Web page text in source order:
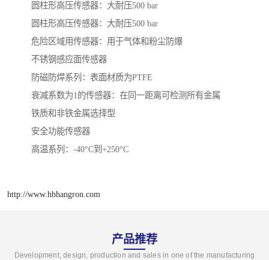
圆柱形高压传感器：大耐压500 bar
圆柱形高压传感器：大耐压500 bar
危险区域用传感器：用于气体和粉尘防爆
不锈钢感应面传感器
防磁防焊系列：表面材质为PTFE
衰减系数为1的传感器：在同一距离可检测所有金属
铁质和非铁金属选择型
安全功能传感器
高温系列：-40°C到+250°C
http://www.hbhangron.com
产品推荐
Development, design, production and sales in one of the manufacturing